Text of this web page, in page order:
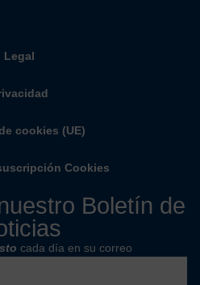
Legal
cookies (UE)
Cookies
Boletín de
cada día en su correo